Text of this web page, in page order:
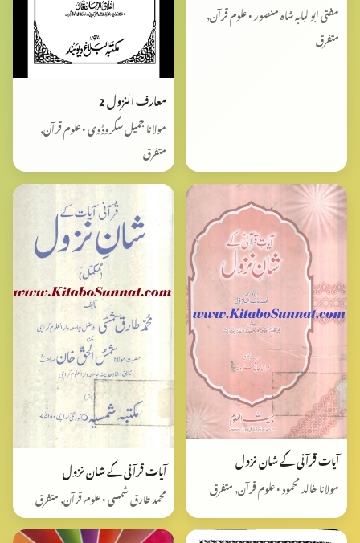
مفتی ابو لبابہ شاہ منصور • علوم قرآن,
متفرق
معارف النزول 2
مولانا جمیل سکروڈوی • علوم قرآن,
متفرق
آیات قرآنی کے شان نزول
مولانا خالد محمود • علوم قرآن, متفرق
آیات قرآنی کے شان نزول
محمد طارق شمسی • علوم قرآن, متفرق